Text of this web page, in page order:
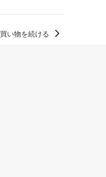
買い物を続ける